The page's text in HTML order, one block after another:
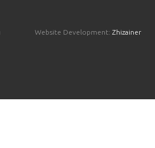
Website Development: Zhizainer